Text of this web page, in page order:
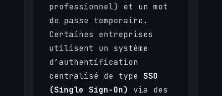
professionnel) et un mot
de passe temporaire.
Certaines entreprises
utilisent un système
d’authentification
centralisé de type SSO
(Single Sign-On)
via des